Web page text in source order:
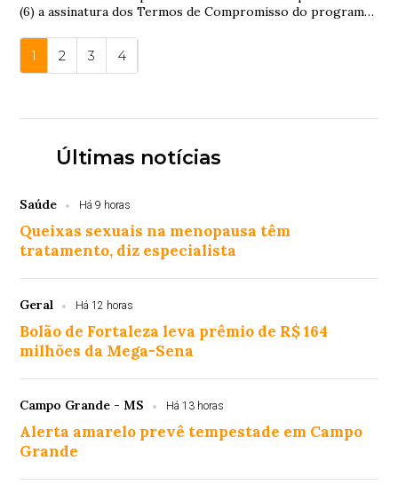
(6) a assinatura dos Termos de Compromisso do programa
1 2 3 4
Últimas notícias
Saúde Há 9 horas
Queixas sexuais na menopausa têm
tratamento, diz especialista
Geral Há 12 horas
Bolão de Fortaleza leva prêmio de R$ 164
milhões da Mega-Sena
Campo Grande - MS Há 13 horas
Alerta amarelo prevê tempestade em Campo
Grande